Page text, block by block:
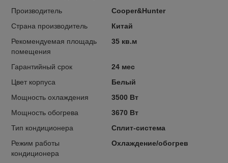
Производитель
Cooper&Hunter
Страна производитель
Китай
Рекомендуемая площадь
помещения
35 кв.м
Гарантийный срок
24 мес
Цвет корпуса
Белый
Мощность охлаждения
3500 Вт
Мощность обогрева
3670 Вт
Тип кондиционера
Сплит-система
Режим работы
кондиционера
Охлаждение/обогрев